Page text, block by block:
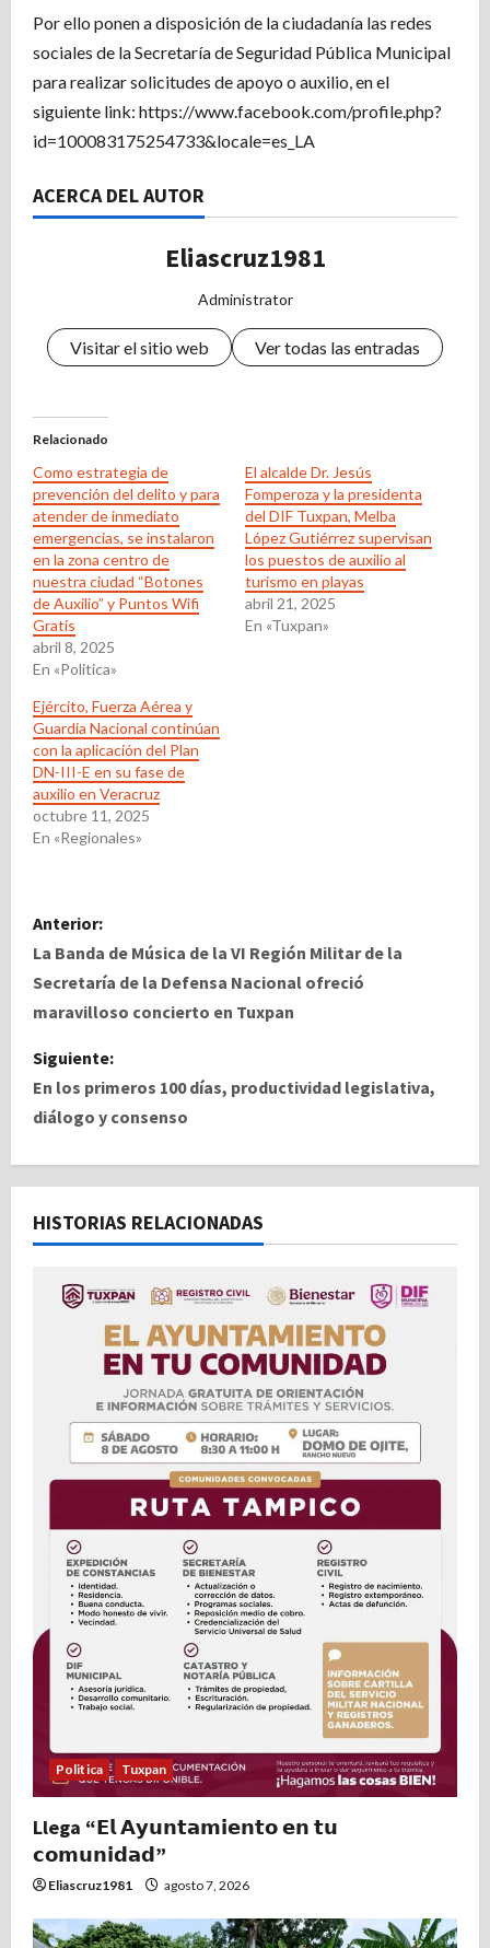
Por ello ponen a disposición de la ciudadanía las redes
sociales de la Secretaría de Seguridad Pública Municipal
para realizar solicitudes de apoyo o auxilio, en el
siguiente link: https://www.facebook.com/profile.php?
id=100083175254733&locale=es_LA
ACERCA DEL AUTOR
Eliascruz1981
Administrator
Visitar el sitio web Ver todas las entradas
Relacionado
Como estrategia de
prevención del delito y para
atender de inmediato
emergencias, se instalaron
en la zona centro de
nuestra ciudad “Botones
de Auxilio” y Puntos Wifi
Gratis
abril 8, 2025
En «Politica»
El alcalde Dr. Jesús
Fomperoza y la presidenta
del DIF Tuxpan, Melba
López Gutiérrez supervisan
los puestos de auxilio al
turismo en playas
abril 21, 2025
En «Tuxpan»
Ejército, Fuerza Aérea y
Guardia Nacional continúan
con la aplicación del Plan
DN-III-E en su fase de
auxilio en Veracruz
octubre 11, 2025
En «Regionales»
N
a
v
e
g
c
i
a
s
Anterior:
La Banda de Música de la VI Región Militar de la
Secretaría de la Defensa Nacional ofreció
maravilloso concierto en Tuxpan
Siguiente:
En los primeros 100 días, productividad legislativa,
diálogo y consenso
HISTORIAS RELACIONADAS
Politica Tuxpan
Llega “𝗘𝗹 𝗔𝘆𝘂𝗻𝘁𝗮𝗺𝗶𝗲𝗻𝘁𝗼 𝗲𝗻 𝘁𝘂
𝗰𝗼𝗺𝘂𝗻𝗶𝗱𝗮𝗱”
Eliascruz1981 agosto 7, 2026